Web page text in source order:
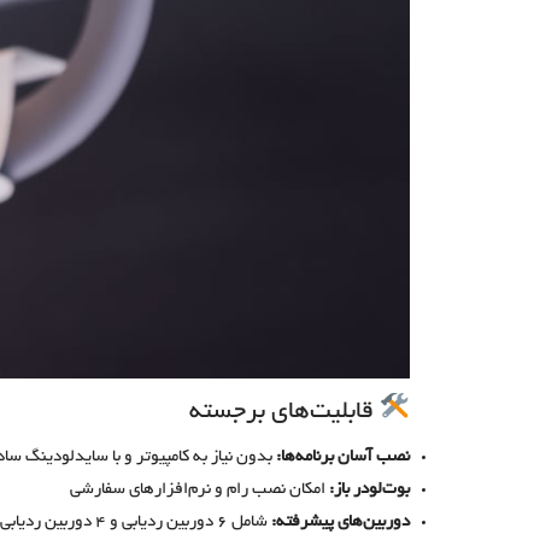
قابلیت‌های برجسته
نصب آسان برنامه‌ها: بدون نیاز به کامپیوتر و با سایدلودینگ
بوت‌لودر باز: امکان نصب رام و نرم‌افزارهای سفارشی
دوربین‌های پیشرفته: شامل ۶ دوربین ردیابی و ۴ دوربین ردیابی چشم